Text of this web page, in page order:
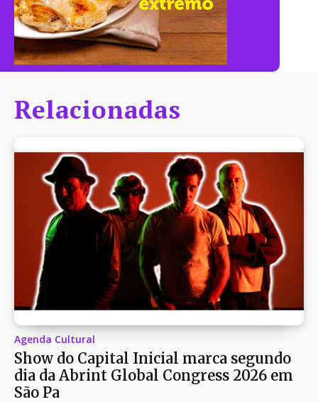
Relacionadas
Agenda Cultural
Show do Capital Inicial marca segundo
dia da Abrint Global Congress 2026 em
São Pa